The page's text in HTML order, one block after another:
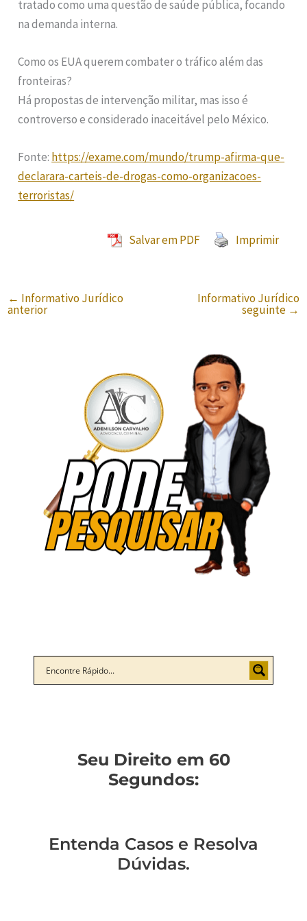
tratado como uma questão de saúde pública, focando
na demanda interna.
Como os EUA querem combater o tráfico além das
fronteiras?
Há propostas de intervenção militar, mas isso é
controverso e considerado inaceitável pelo México.
Fonte: https://exame.com/mundo/trump-afirma-que-
declarara-carteis-de-drogas-como-organizacoes-
terroristas/
Salvar em PDF Imprimir
← Informativo Jurídico
anterior
Informativo Jurídico
seguinte →
Seu Direito em 60
Segundos:
Entenda Casos e Resolva
Dúvidas.